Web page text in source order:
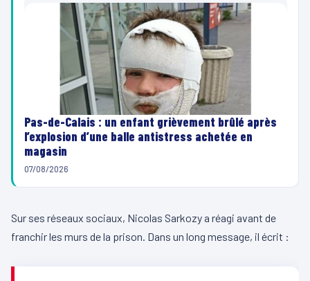
Pas-de-Calais : un enfant grièvement brûlé après
l’explosion d’une balle antistress achetée en
magasin
07/08/2026
Sur ses réseaux sociaux, Nicolas Sarkozy a réagi avant de
franchir les murs de la prison. Dans un long message, il écrit :